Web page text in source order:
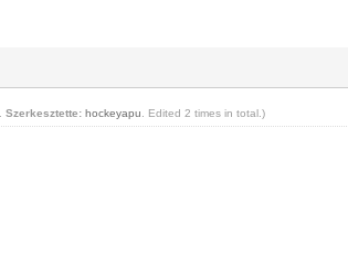
.Szerkesztette: hockeyapu . Edited 2 times in total.)